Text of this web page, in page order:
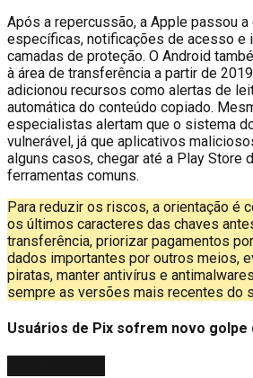
Após a repercussão, a Apple passou
específicas, notificações de acesso e
camadas de proteção. O Android
à área de transferência a partir de
adicionou recursos como alertas de
automática do conteúdo copiado.
especialistas alertam que o sistema
vulnerável, já que aplicativos
alguns casos, chegar até a Play Store
ferramentas comuns.
Para reduzir os riscos, a orientação é
os últimos caracteres das chaves
transferência, priorizar pagamentos
dados importantes por outros meios,
piratas, manter antivírus e
sempre as versões mais recentes do
Usuários de Pix sofrem novo golpe